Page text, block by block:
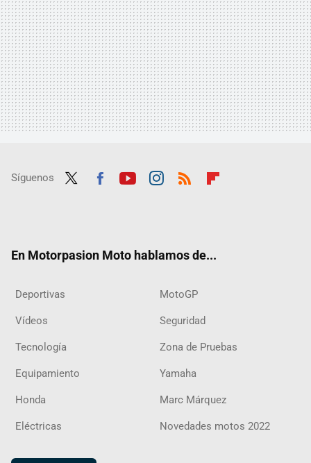
Síguenos
En Motorpasion Moto hablamos de...
Deportivas MotoGP
Vídeos Seguridad
Tecnología Zona de Pruebas
Equipamiento Yamaha
Honda Marc Márquez
Eléctricas Novedades motos 2022